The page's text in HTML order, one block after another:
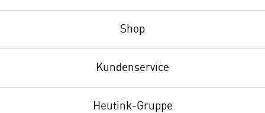
Shop
Kundenservice
Heutink-Gruppe